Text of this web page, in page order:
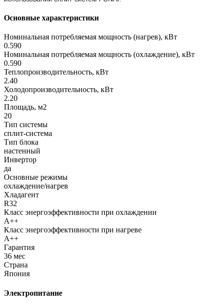
Основные характеристики
Номинальная потребляемая мощность (нагрев), кВт
0.590
Номинальная потребляемая мощность (охлаждение), кВт
0.590
Теплопроизводительность, кВт
2.40
Холодопроизводительность, кВт
2.20
Площадь, м2
20
Тип системы
сплит-система
Тип блока
настенный
Инвертор
да
Основные режимы
охлаждение/нагрев
Хладагент
R32
Класс энергоэффективности при охлаждении
A++
Класс энергоэффективности при нагреве
A++
Гарантия
36 мес
Страна
Япония
Электропитание